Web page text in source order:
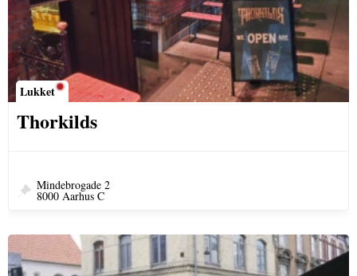
Lukket
Thorkilds
Mindebrogade 2
8000 Aarhus C